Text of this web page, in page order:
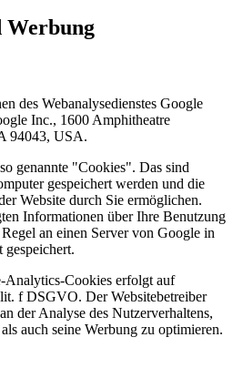
Werbung
des Webanalysedienstes Google
Inc., 1600 Amphitheatre
94043, USA.
genannte "Cookies". Das sind
gespeichert werden und die
Website durch Sie ermöglichen.
Informationen über Ihre Benutzung
an einen Server von Google in
Analytics-Cookies erfolgt auf
f DSGVO. Der Websitebetreiber
der Analyse des Nutzerverhaltens,
auch seine Werbung zu optimieren.